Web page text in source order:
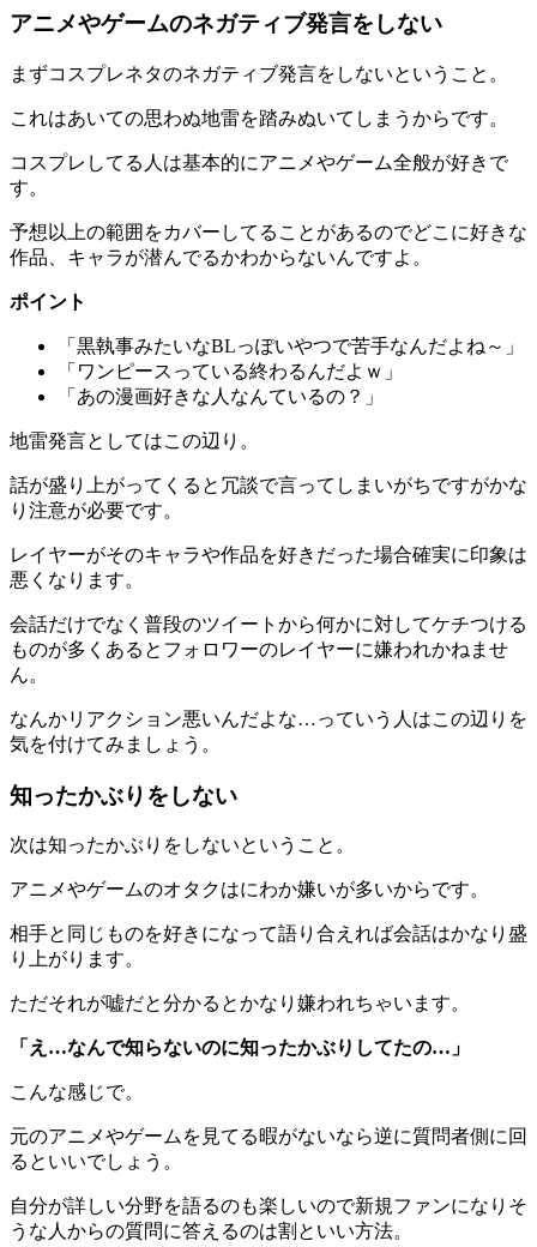
アニメやゲームのネガティブ発言をしない
まずコスプレネタのネガティブ発言をしないということ。
これはあいての思わぬ地雷を踏みぬいてしまうからです。
コスプレしてる人は基本的にアニメやゲーム全般が好きで
す。
予想以上の範囲をカバーしてることがあるのでどこに好きな
作品、キャラが潜んでるかわからないんですよ。
ポイント
「黒執事みたいなBLっぽいやつで苦手なんだよね～」
「ワンピースっている終わるんだよｗ」
「あの漫画好きな人なんているの？」
地雷発言としてはこの辺り。
話が盛り上がってくると冗談で言ってしまいがちですがかな
り注意が必要です。
レイヤーがそのキャラや作品を好きだった場合確実に印象は
悪くなります。
会話だけでなく普段のツイートから何かに対してケチつける
ものが多くあるとフォロワーのレイヤーに嫌われかねませ
ん。
なんかリアクション悪いんだよな…っていう人はこの辺りを
気を付けてみましょう。
知ったかぶりをしない
次は知ったかぶりをしないということ。
アニメやゲームのオタクはにわか嫌いが多いからです。
相手と同じものを好きになって語り合えれば会話はかなり盛
り上がります。
ただそれが嘘だと分かるとかなり嫌われちゃいます。
「え…なんで知らないのに知ったかぶりしてたの…」
こんな感じで。
元のアニメやゲームを見てる暇がないなら逆に質問者側に回
るといいでしょう。
自分が詳しい分野を語るのも楽しいので新規ファンになりそ
うな人からの質問に答えるのは割といい方法。